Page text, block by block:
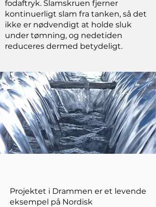
fodaftryk. Slamskruen fjerner
kontinuerligt slam fra tanken, så det
ikke er nødvendigt at holde sluk
under tømning, og nedetiden
reduceres dermed betydeligt.
Projektet i Drammen er et levende
eksempel på Nordisk